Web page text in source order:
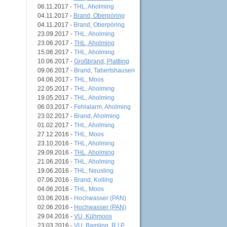
06.11.2017 - THL, Aholming
04.11.2017 - Brand, Oberpöring
04.11.2017 - Brand, Oberpöring
23.09.2017 - THL, Aholming
23.06.2017 - THL, Aholming
15.06.2017 - THL, Aholming
10.06.2017 - Großbrand, Plattling
09.06.2017 - Brand, Tabertshausen
04.06.2017 - THL, Moos
22.05.2017 - THL, Aholming
19.05.2017 - THL, Aholming
06.03.2017 - Fehlalarm, Aholming
23.02.2017 - Brand, Aholming
01.02.2017 - THL, Aholming
27.12.2016 - THL, Moos
23.10.2016 - THL, Aholming
29.09.2016 - THL, Aholming
21.06.2016 - THL, Aholming
19.06.2016 - THL, Neusling
07.06.2016 - Brand, Kolling
04.06.2016 - THL, Moos
03.06.2016 - Hochwasser (PAN)
02.06.2016 - Hochwasser (PAN)
29.04.2016 - VU, Kühmoos
23.03.2016 - VU, Bamling, R.I.P.